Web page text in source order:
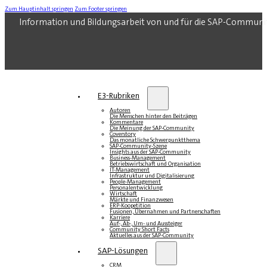
Zum Hauptinhalt springen Zum Footer springen
Information und Bildungsarbeit von und für die SAP-
E3-Rubriken
Autoren
Die Menschen hinter den Beiträgen
Kommentare
Die Meinung der SAP-Community
Coverstory
Das monatliche Schwerpunktthema
SAP-Community-Szene
Insights aus der SAP-Community
Business-Management
Betriebswirtschaft und Organisation
IT-Management
Infrastruktur und Digitalisierung
People-Management
Personalentwicklung
Wirtschaft
Märkte und Finanzwesen
ERP-Koopetition
Fusionen, Übernahmen und Partnerschaften
Karriere
Auf-, Ab-, Um- und Aussteiger
Community Short Facts
Aktuelles aus der SAP-Community
SAP-Lösungen
CRM